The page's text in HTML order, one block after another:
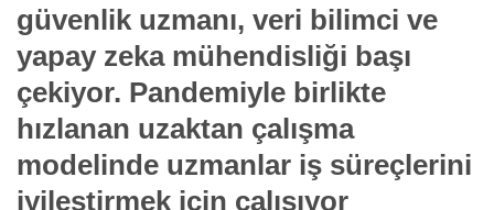
güvenlik uzmanı, veri bilimci ve
yapay zeka mühendisliği başı
çekiyor. Pandemiyle birlikte
hızlanan uzaktan çalışma
modelinde uzmanlar iş süreçlerini
iyileştirmek için çalışıyor